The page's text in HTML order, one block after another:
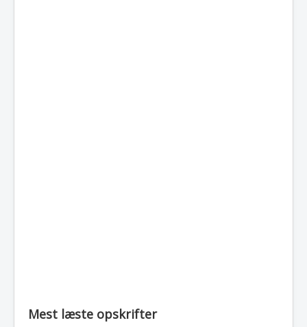
Mest læste opskrifter